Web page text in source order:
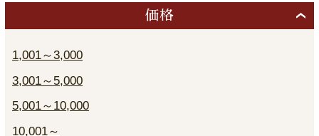
価格
1,001～3,000
3,001～5,000
5,001～10,000
10,001～